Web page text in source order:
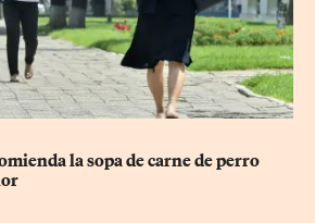
la sopa de carne de perro